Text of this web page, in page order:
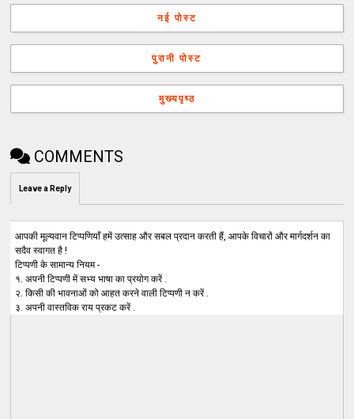
नई पोस्ट
पुरानी पोस्ट
मुख्यपृष्ठ
COMMENTS
Leave a Reply
आपकी मूल्यवान टिप्पणियाँ हमें उत्साह और सबल प्रदान करती हैं, आपके विचारों और मार्गदर्शन का
सदैव स्वागत है !
टिप्पणी के सामान्य नियम -
१. अपनी टिप्पणी में सभ्य भाषा का प्रयोग करें .
२. किसी की भावनाओं को आहत करने वाली टिप्पणी न करें .
३. अपनी वास्तविक राय प्रकट करें .